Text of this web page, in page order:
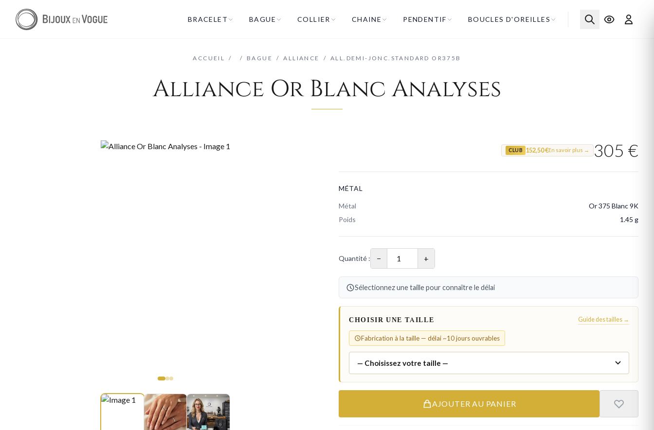
BRACELET BAGUE COLLIER CHAINE PENDENTIF BOUCLES D'OREILLES
ACCUEIL / / BAGUE / ALLIANCE / ALL.DEMI-JONC.STANDARD OR375B
Alliance Or Blanc Analyses
CLUB 152,50 €En savoir plus → 305 €
MÉTAL
Métal
Or 375 Blanc 9K
Poids
1.45 g
Quantité : − +
Sélectionnez une taille pour connaître le délai
CHOISIR UNE TAILLE Guide des tailles →
Fabrication à la taille — délai ~10 jours ouvrables
AJOUTER AU PANIER